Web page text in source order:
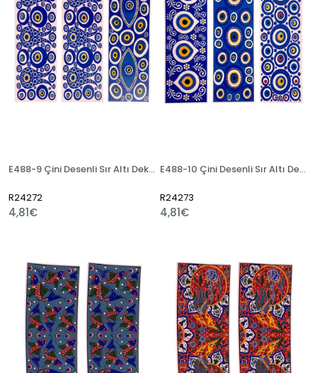
E488-9 Çini Desenli Sır Altı Dekal 7x21 cm
R24272
4,81€
E488-10 Çini Desenli Sır Altı Dekal 7x21 cm
R24273
4,81€